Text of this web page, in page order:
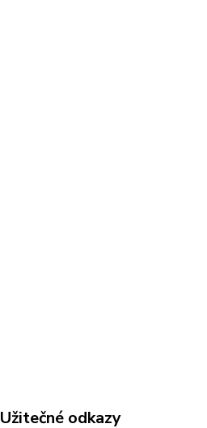
Užitečné odkazy